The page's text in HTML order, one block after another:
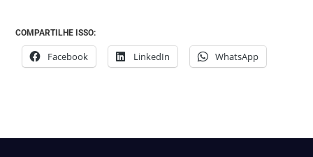
COMPARTILHE ISSO:
Facebook LinkedIn WhatsApp